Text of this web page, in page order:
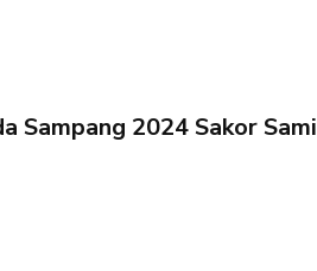
Sampang 2024 Sakor Sami